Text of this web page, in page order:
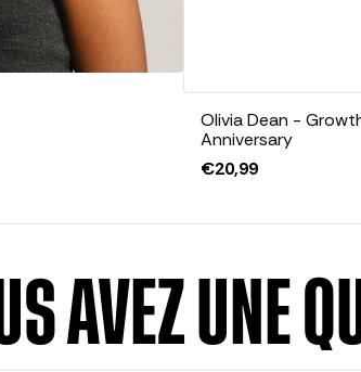
expressive.
Au-delà de ses
solide réputation sur
chaleur et de
permet de s’imposer
Olivia Dean -
Anniversary
€20,99
AVEZ UNE